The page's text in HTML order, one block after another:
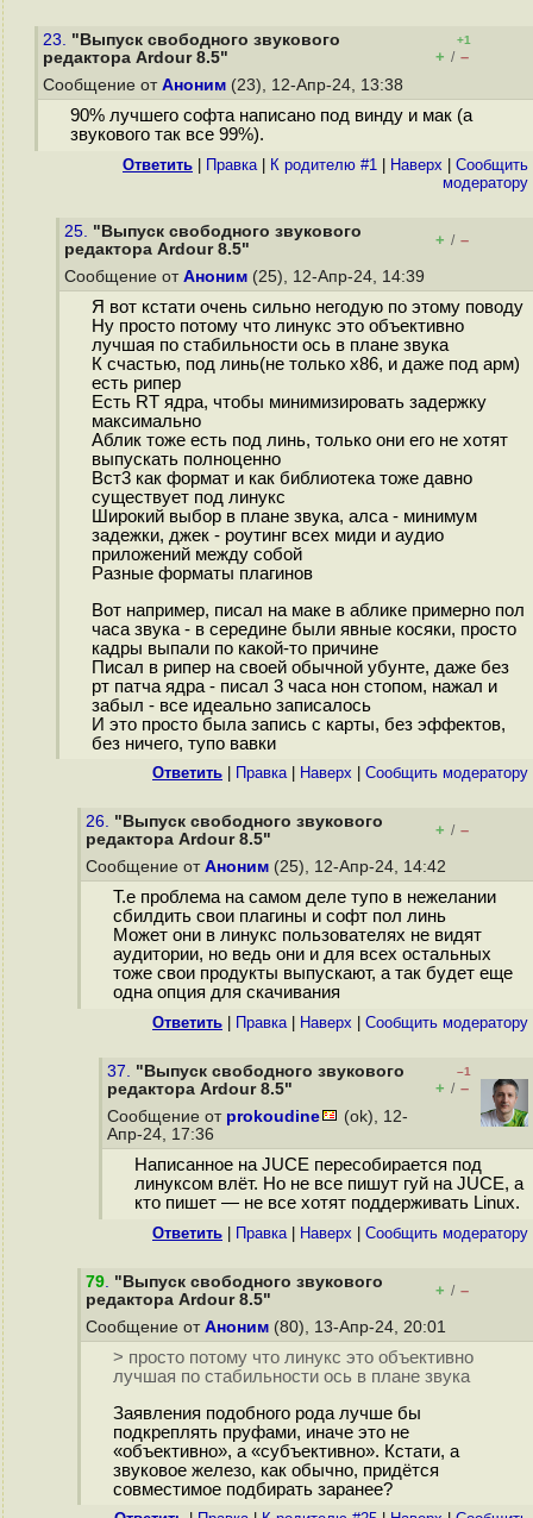
23. "Выпуск свободного звукового
редактора Ardour 8.5"
+1
+ / –
Сообщение от Аноним (23), 12-Апр-24, 13:38
90% лучшего софта написано под винду и мак (а
звукового так все 99%).
Ответить Правка| К родителю #1 Наверх
Cообщить
модератору
25. "Выпуск свободного звукового
редактора Ardour 8.5"
+ / –
Сообщение от Аноним (25), 12-Апр-24, 14:39
Я вот кстати очень сильно негодую по этому поводу
Ну просто потому что линукс это объективно
лучшая по стабильности ось в плане звука
К счастью, под линь(не только x86, и даже под арм)
есть рипер
Есть RT ядра, чтобы минимизировать задержку
максимально
Аблик тоже есть под линь, только они его не хотят
выпускать полноценно
Вст3 как формат и как библиотека тоже давно
существует под линукс
Широкий выбор в плане звука, алса - минимум
задежки, джек - роутинг всех миди и аудио
приложений между собой
Разные форматы плагинов
Вот например, писал на маке в аблике примерно пол
часа звука - в середине были явные косяки, просто
кадры выпали по какой-то причине
Писал в рипер на своей обычной убунте, даже без
рт патча ядра - писал 3 часа нон стопом, нажал и
забыл - все идеально записалось
И это просто была запись с карты, без эффектов,
без ничего, тупо вавки
Ответить Правка| Наверх Cообщить модератору
26. "Выпуск свободного звукового
редактора Ardour 8.5"
+ / –
Сообщение от Аноним (25), 12-Апр-24, 14:42
Т.е проблема на самом деле тупо в нежелании
сбилдить свои плагины и софт пол линь
Может они в линукс пользователях не видят
аудитории, но ведь они и для всех остальных
тоже свои продукты выпускают, а так будет еще
одна опция для скачивания
Ответить Правка| Наверх Cообщить модератору
37. "Выпуск свободного звукового
редактора Ardour 8.5"
–1
+ / –
Сообщение от prokoudine
(ok), 12-
Апр-24, 17:36
Написанное на JUCE пересобирается под
линуксом влёт. Но не все пишут гуй на JUCE, а
кто пишет — не все хотят поддерживать Linux.
Ответить Правка| Наверх Cообщить модератору
79. "Выпуск свободного звукового
редактора Ardour 8.5"
+ / –
Сообщение от Аноним (80), 13-Апр-24, 20:01
> просто потому что линукс это объективно
лучшая по стабильности ось в плане звука
Заявления подобного рода лучше бы
подкреплять пруфами, иначе это не
«объективно», а «субъективно». Кстати, а
звуковое железо, как обычно, придётся
совместимое подбирать заранее?